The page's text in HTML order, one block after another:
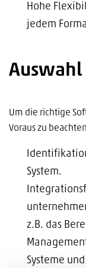
Hohe
jedem
Auswahl
Um die richtige
Voraus zu
System.
z.B. das
Systeme